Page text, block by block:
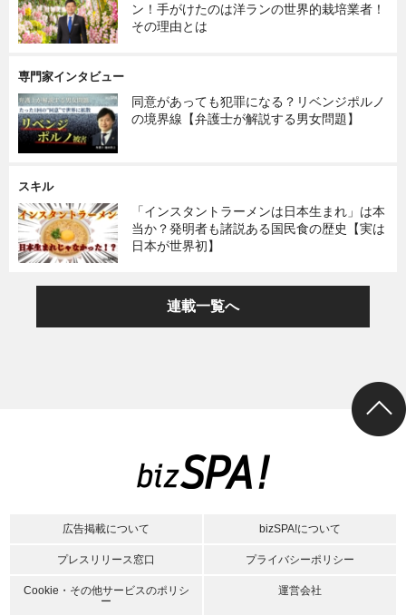
ン！手がけたのは洋ランの世界的栽培業者！
その理由とは
専門家インタビュー
同意があっても犯罪になる？リベンジポルノ
の境界線【弁護士が解説する男女問題】
スキル
「インスタントラーメンは日本生まれ」は本
当か？発明者も諸説ある国民食の歴史【実は
日本が世界初】
連載一覧へ
広告掲載について bizSPA!について
プレスリリース窓口 プライバシーポリシー
Cookie・その他サービスのポリシ
ー
運営会社